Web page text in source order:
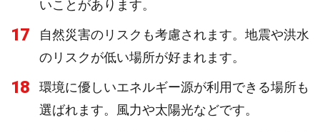
いことがあります。
17
自然災害のリスクも考慮されます。地震や洪水
のリスクが低い場所が好まれます。
18
環境に優しいエネルギー源が利用できる場所も
選ばれます。風力や太陽光などです。